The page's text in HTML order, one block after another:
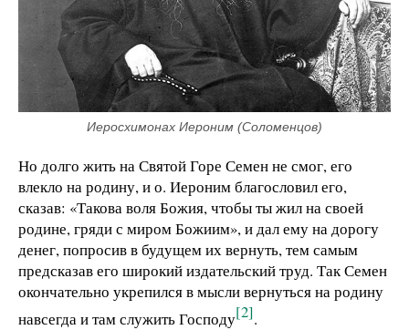
Иеросхимонах Иероним (Соломенцов)
Но долго жить на Святой Горе Семен не смог, его
влекло на родину, и о. Иероним благословил его,
сказав: «Такова воля Божия, чтобы ты жил на своей
родине, гряди с миром Божиим», и дал ему на дорогу
денег, попросив в будущем их вернуть, тем самым
предсказав его широкий издательский труд. Так Семен
окончательно укрепился в мысли вернуться на родину
навсегда и там служить Господу[2].